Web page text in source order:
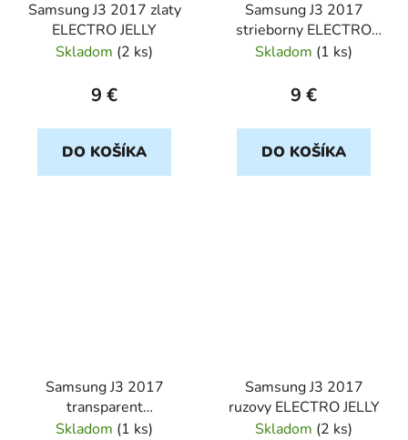
Samsung J3 2017 zlaty
ELECTRO JELLY
Skladom (2 ks)
9 €
DO KOŠÍKA
Samsung J3 2017
strieborny ELECTRO
JELLY
Skladom (1 ks)
9 €
DO KOŠÍKA
Samsung J3 2017
transparent
ULTRASLIM
Skladom (1 ks)
Samsung J3 2017
ruzovy ELECTRO JELLY
Skladom (2 ks)